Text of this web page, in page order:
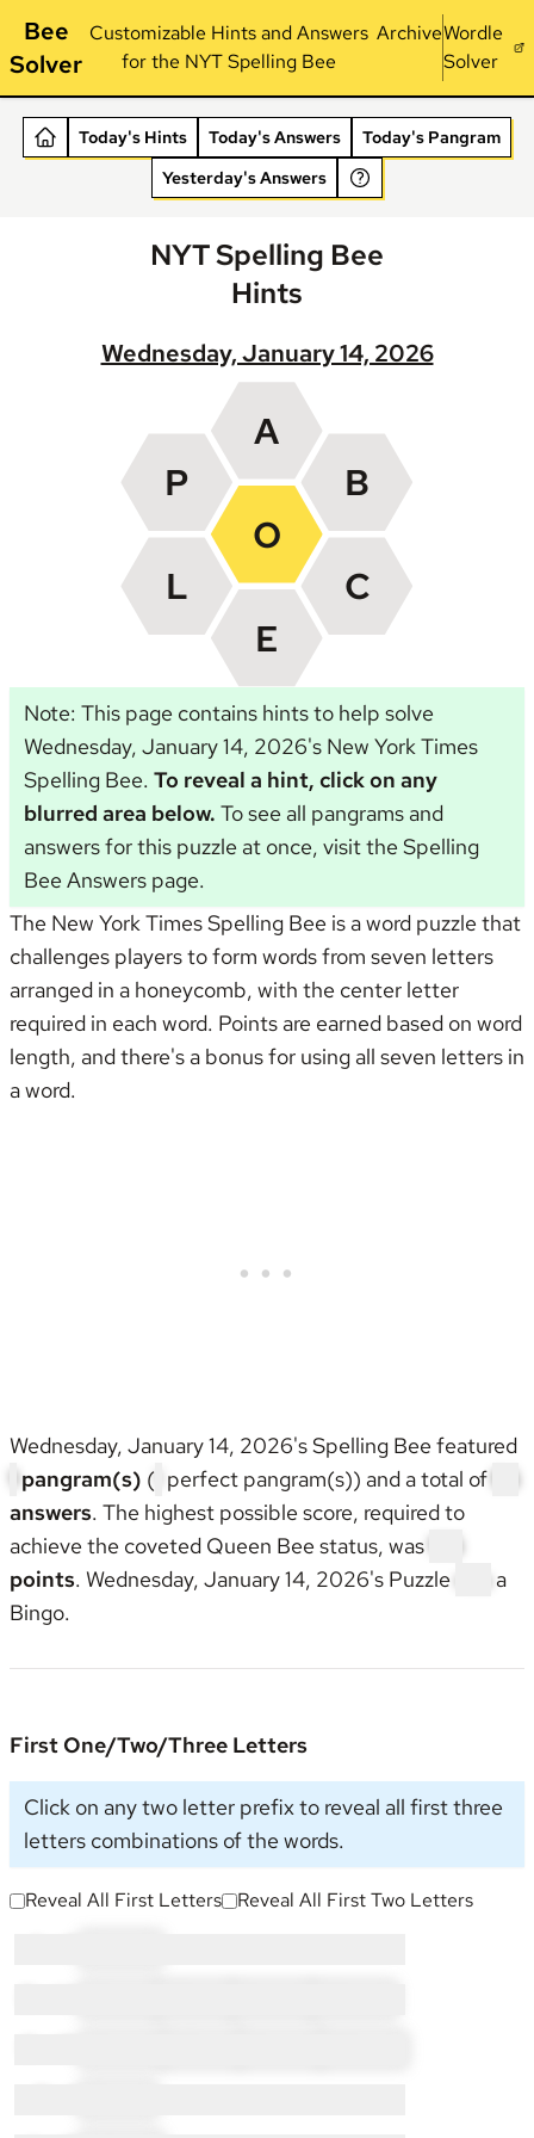
Bee
Solver
Customizable Hints and Answers
for the NYT Spelling Bee
ArchiveWordle
Solver
Today's Hints Today's Answers
Today's Pangram
Yesterday's Answers
NYT Spelling Bee
Hints
Wednesday, January 14, 2026
Note: This page contains hints to help solve
Wednesday, January 14, 2026's New York Times
Spelling Bee. To reveal a hint, click on any
blurred area below. To see all pangrams and
answers for this puzzle at once, visit the Spelling
Bee Answers page.
The New York Times Spelling Bee is a word puzzle that
challenges players to form words from seven letters
arranged in a honeycomb, with the center letter
required in each word. Points are earned based on word
length, and there's a bonus for using all seven letters in
a word.
Wednesday, January 14, 2026's Spelling Bee featured
pangram(s) ( perfect pangram(s)) and a total of
answers. The highest possible score, required to
achieve the coveted Queen Bee status, was
points. Wednesday, January 14, 2026's Puzzle
a
Bingo.
First One/Two/Three Letters
Click on any two letter prefix to reveal all first three
letters combinations of the words.
Reveal All First Letters
Reveal All First Two Letters